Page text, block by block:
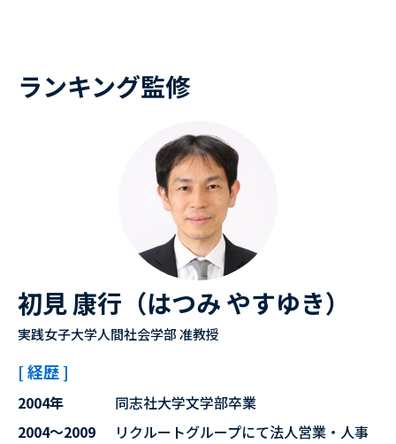
ランキング監修
初見 康行（はつみ やすゆき）
実践女子大学人間社会学部 准教授
[ 経歴 ]
2004年
同志社大学文学部卒業
2004～2009
リクルートグループにて法人営業・人事